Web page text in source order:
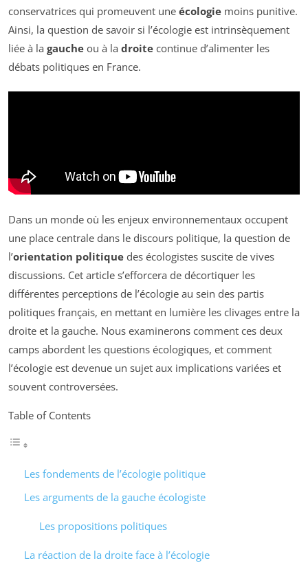
conservatrices qui promeuvent une écologie moins punitive.
Ainsi, la question de savoir si l’écologie est intrinsèquement
liée à la gauche ou à la droite continue d’alimenter les
débats politiques en France.
Dans un monde où les enjeux environnementaux occupent
une place centrale dans le discours politique, la question de
l’orientation politique des écologistes suscite de vives
discussions. Cet article s’efforcera de décortiquer les
différentes perceptions de l’écologie au sein des partis
politiques français, en mettant en lumière les clivages entre la
droite et la gauche. Nous examinerons comment ces deux
camps abordent les questions écologiques, et comment
l’écologie est devenue un sujet aux implications variées et
souvent controversées.
Table of Contents
Les fondements de l’écologie politique
Les arguments de la gauche écologiste
Les propositions politiques
La réaction de la droite face à l’écologie